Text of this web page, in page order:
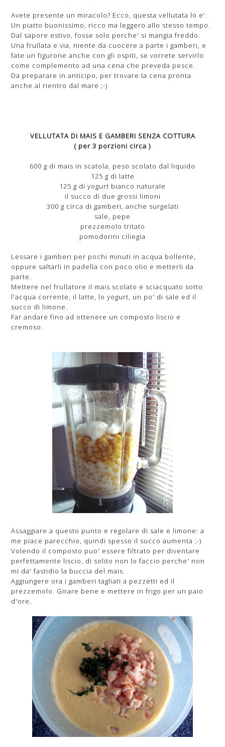
Avete presente un miracolo? Ecco, questa vellutata lo e'.
Un piatto buonissimo, ricco ma leggero allo stesso tempo.
Dal sapore estivo, fosse solo perche' si mangia freddo.
Una frullata e via, niente da cuocere a parte i gamberi, e
fate un figurone anche con gli ospiti, se vorrete servirlo
come complemento ad una cena che preveda pesce.
Da preparare in anticipo, per trovare la cena pronta
anche al rientro dal mare ;-)
VELLUTATA DI MAIS E GAMBERI SENZA COTTURA
( per 3 porzioni circa )
600 g di mais in scatola, peso scolato dal liquido
125 g di latte
125 g di yogurt bianco naturale
il succo di due grossi limoni
300 g circa di gamberi, anche surgelati
sale, pepe
prezzemolo tritato
pomodorini ciliegia
Lessare i gamberi per pochi minuti in acqua bollente,
oppure saltarli in padella con poco olio e metterli da
parte.
Mettere nel frullatore il mais scolato e sciacquato sotto
l'acqua corrente, il latte, lo yogurt, un po' di sale ed il
succo di limone.
Far andare fino ad ottenere un composto liscio e
cremoso.
Assaggiare a questo punto e regolare di sale e limone: a
me piace parecchio, quindi spesso il succo aumenta ;-)
Volendo il composto puo' essere filtrato per diventare
perfettamente liscio, di solito non lo faccio perche' non
mi da' fastidio la buccia del mais.
Aggiungere ora i gamberi tagliati a pezzetti ed il
prezzemolo. Girare bene e mettere in frigo per un paio
d'ore.